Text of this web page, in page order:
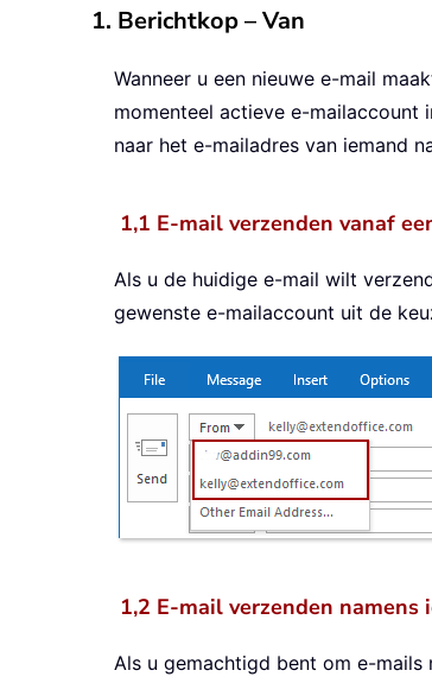
1. Berichtkop – Van
Wanneer u een nieuwe e-mail
momenteel actieve e-
naar het e-mailadres van iemand
1,1 E-mail verzenden vanaf
Als u de huidige e-mail wilt
gewenste e-mailaccount uit de
1,2 E-mail verzenden namens
Als u gemachtigd bent om e-mails